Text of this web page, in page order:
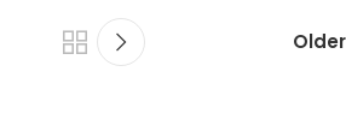
Older